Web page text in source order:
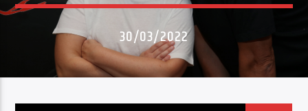
30/03/2022